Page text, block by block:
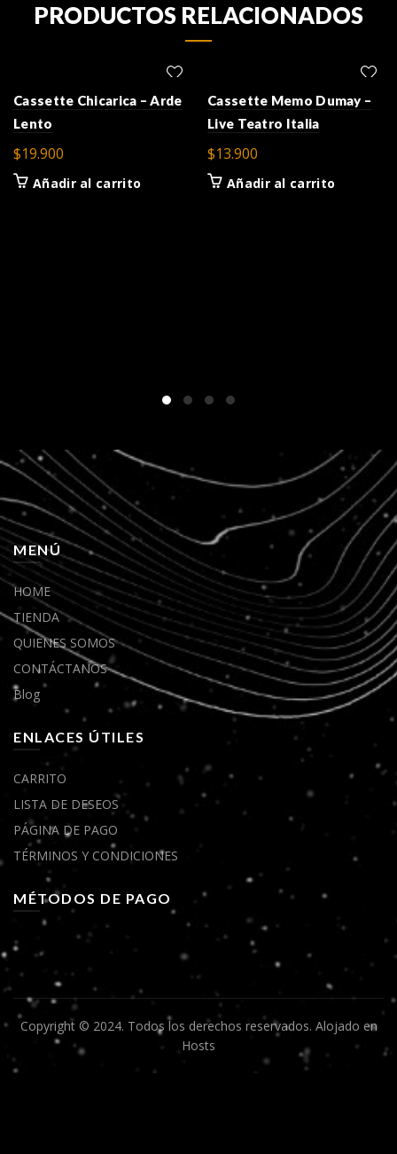
PRODUCTOS RELACIONADOS
Cassette Chicarica – Arde
Lento
$19.900
Añadir al carrito
Cassette Memo Dumay –
Live Teatro Italia
$13.900
Añadir al carrito
MENÚ
HOME
TIENDA
QUIENES SOMOS
CONTÁCTANOS
Blog
ENLACES ÚTILES
CARRITO
LISTA DE DESEOS
PÁGINA DE PAGO
TÉRMINOS Y CONDICIONES
MÉTODOS DE PAGO
Copyright © 2024. Todos los derechos reservados. Alojado en
Hosts